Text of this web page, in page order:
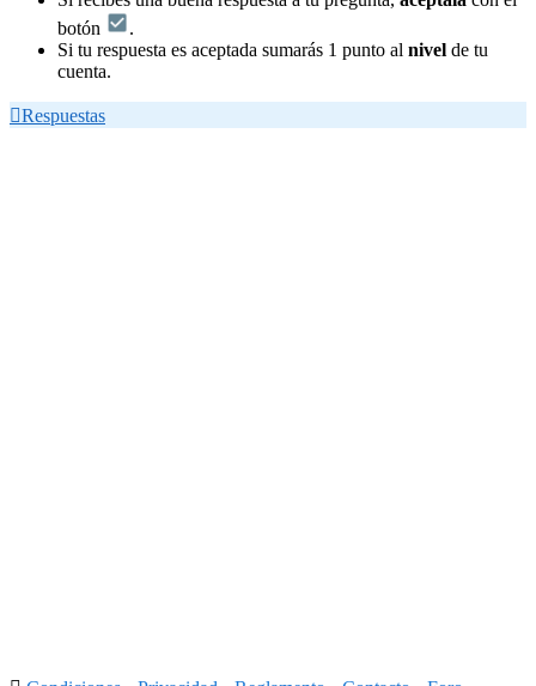
botón
.
Si tu respuesta es aceptada sumarás 1 punto al nivel de tu
cuenta.
Respuestas